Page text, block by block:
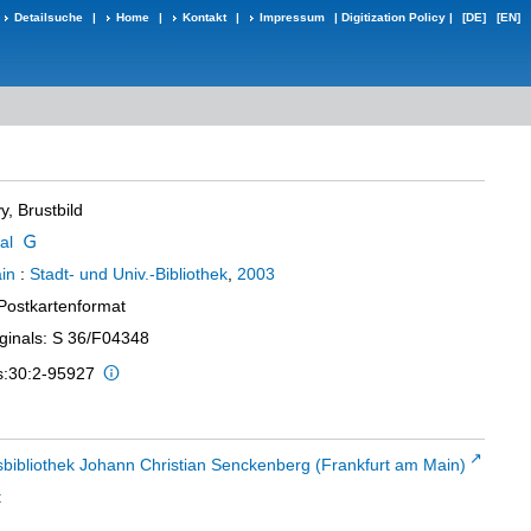
Detailsuche | Home | Kontakt | Impressum | Digitization Policy | [DE] [EN]
Brustbild
: Stadt- und Univ.-Bibliothek 2003
S 36/F04348
95927
Johann Christian Senckenberg (Frankfurt am Main)